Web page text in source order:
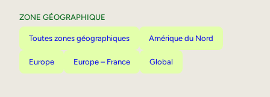
ZONE GÉOGRAPHIQUE
Toutes zones géographiques Amérique du Nord
Europe Europe – France Global